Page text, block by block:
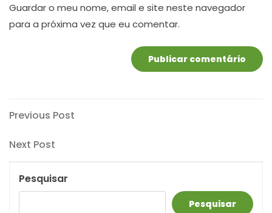
Guardar o meu nome, email e site neste navegador
para a próxima vez que eu comentar.
Navegação
de
artigos
Previous
Previous Post
Next
Next Post
Pesquisar
Pesquisar